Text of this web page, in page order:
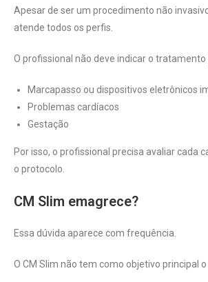
Apesar de ser um procedimento não
atende todos os perfis.
O profissional não deve indicar o
Marcapasso ou dispositivos eletrônicos
Problemas cardíacos
Gestação
Por isso, o profissional precisa avaliar cada
o protocolo.
CM Slim emagrece?
Essa dúvida aparece com frequência.
O CM Slim não tem como objetivo principal